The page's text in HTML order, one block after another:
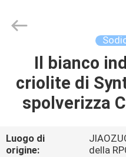
CASA.
PRODOTTI
VIDEO
Imp.&Exp.Co.,Ltd.
Il bianco
criolite di
spolverizza
Luogo di
origine:
della